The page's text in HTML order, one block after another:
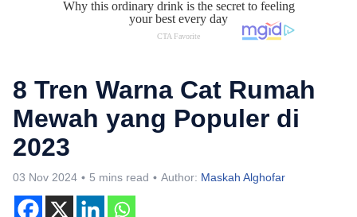
8 Tren Warna Cat Rumah
Mewah yang Populer di
2023
03 Nov 2024 5 mins read Author: Maskah Alghofar